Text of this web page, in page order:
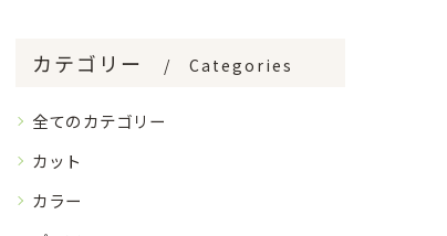
カテゴリー Categories
全てのカテゴリー
カット
カラー